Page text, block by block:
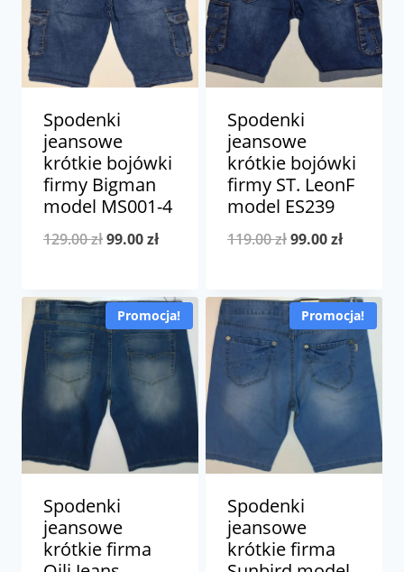
Spodenki
jeansowe
krótkie bojówki
firmy Bigman
model MS001-4
129.00złPierwotna
wynosiła:
129.00 zł.
99.00złAktualna
wynosi:
99.00 zł.
Spodenki
jeansowe
krótkie bojówki
firmy ST. LeonF
model ES239
119.00złPierwotna
wynosiła:
119.00 zł.
99.00złAktualna
wynosi:
99.00 zł.
Promocja!
Spodenki
jeansowe
krótkie firma
Promocja!
Spodenki
jeansowe
krótkie firma